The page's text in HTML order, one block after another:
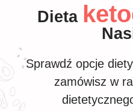
Dieta
Sprawdź opcje
zamówisz w